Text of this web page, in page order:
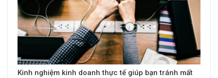
Kinh nghiệm kinh doanh thực tế giúp bạn tránh mất